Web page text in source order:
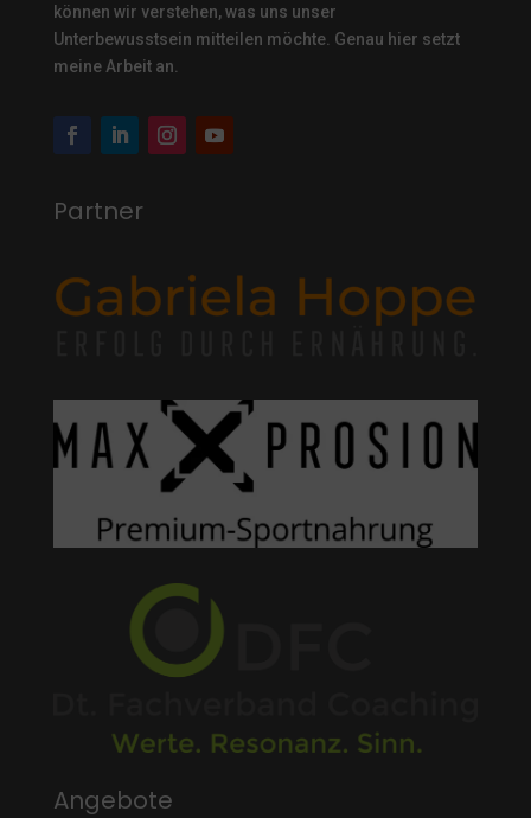
können wir verstehen, was uns unser
Unterbewusstsein mitteilen möchte. Genau hier setzt
meine Arbeit an.
Partner
Angebote